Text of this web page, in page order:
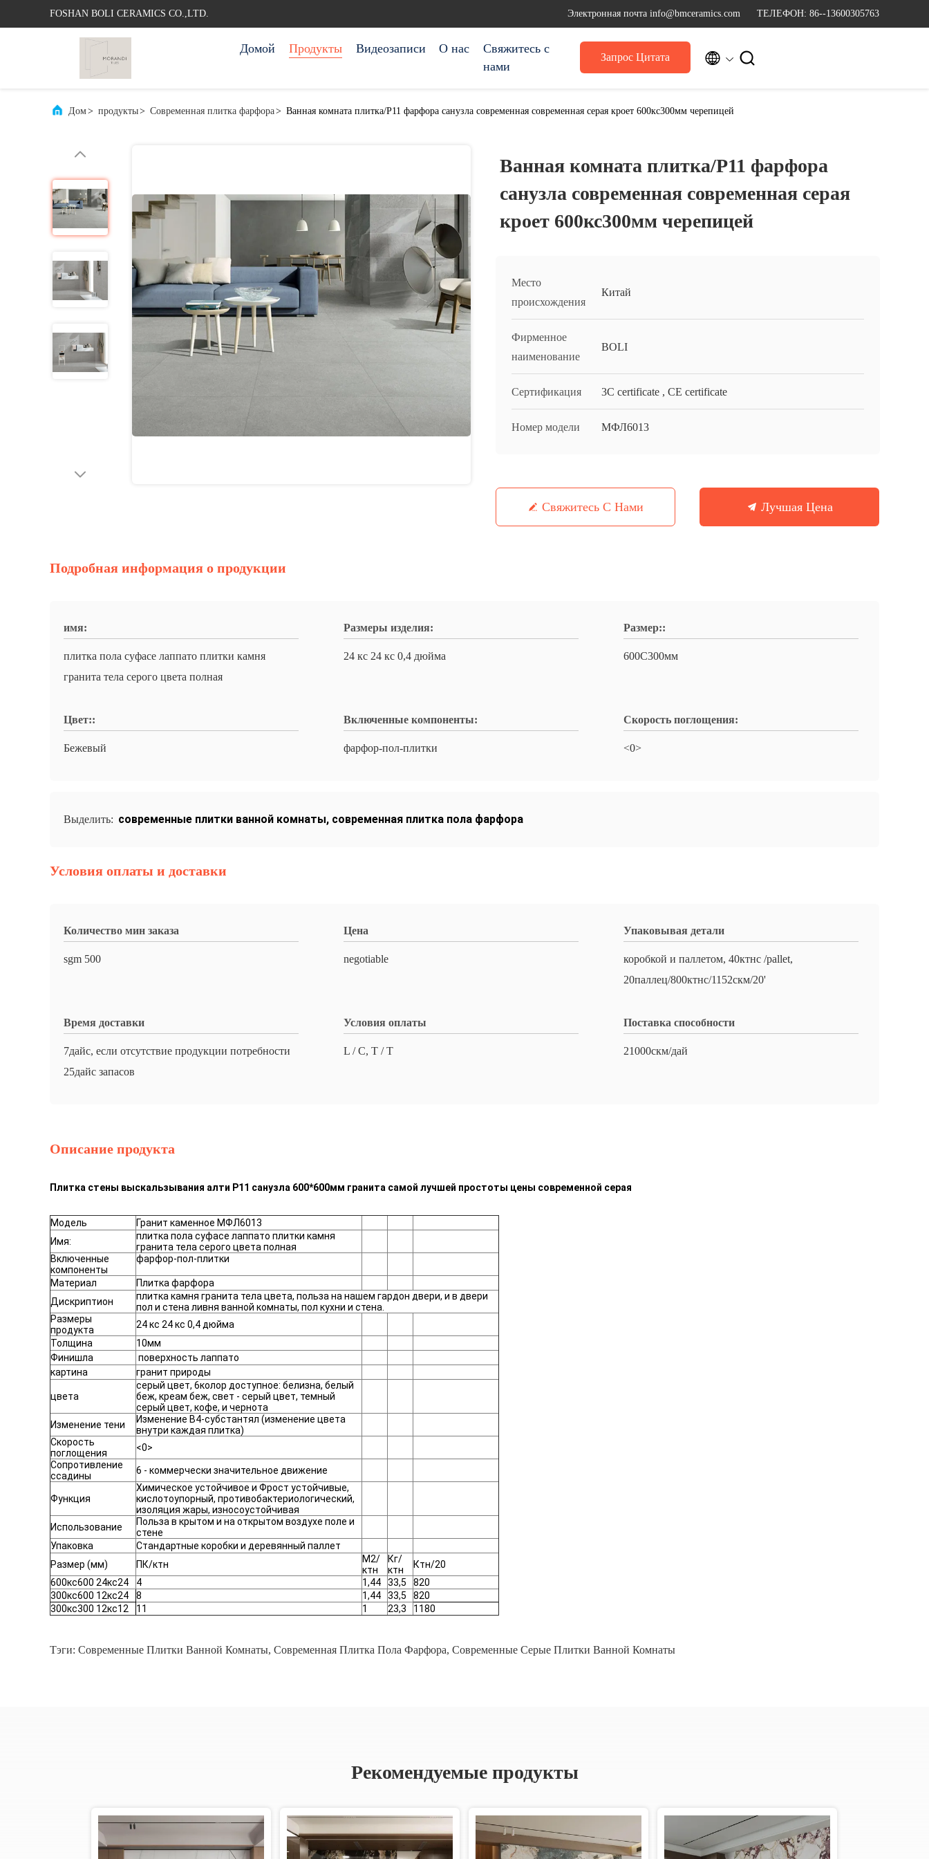
FOSHAN BOLI CERAMICS CO.,LTD. Электронная почта info@bmceramics.com ТЕЛЕФОН: 86--13600305763
Домой Продукты Видеозаписи О нас
Свяжитесь с
нами
Запрос Цитата  
Дом> продукты> Современная плитка фарфора> Ванная комната плитка/Р11 фарфора санузла современная современная серая кроет 600кс300мм черепицей
Ванная комната плитка/Р11 фарфора
санузла современная современная серая
кроет 600кс300мм черепицей
Место
происхождения
Китай
Фирменное
наименование
BOLI
Сертификация 3C certificate , CE certificate
Номер модели МФЛ6013
Свяжитесь С Нами Лучшая Цена
Подробная информация о продукции
имя:
плитка пола суфасе лаппато плитки камня
гранита тела серого цвета полная
Размеры изделия:
24 кс 24 кс 0,4 дюйма
Размер::
600С300мм
Цвет::
Бежевый
Включенные компоненты:
фарфор-пол-плитки
Скорость поглощения:
<0>
Выделить: современные плитки ванной комнаты, современная плитка пола фарфора
Условия оплаты и доставки
Количество мин заказа
sgm 500
Цена
negotiable
Упаковывая детали
коробкой и паллетом, 40ктнс /pallet,
20паллец/800ктнс/1152скм/20'
Время доставки
7дайс, если отсутствие продукции потребности
25дайс запасов
Условия оплаты
L / C, T / T
Поставка способности
21000скм/дай
Описание продукта
Плитка стены выскальзывания алти Р11 санузла 600*600мм гранита самой лучшей простоты цены современной серая
Модель
Гранит каменное МФЛ6013
Имя:
плитка пола суфасе лаппато плитки камня
гранита тела серого цвета полная
Включенные
компоненты
фарфор-пол-плитки
Материал
Плитка фарфора
Дискриптион
плитка камня гранита тела цвета, польза на нашем гардон двери, и в двери
пол и стена ливня ванной комнаты, пол кухни и стена.
Размеры
продукта
24 кс 24 кс 0,4 дюйма
Толщина
10мм
Финишла
поверхность лаппато
картина
гранит природы
цвета
серый цвет, 6колор доступное: белизна, белый
беж, креам беж, свет - серый цвет, темный
серый цвет, кофе, и чернота
Изменение тени
Изменение В4-субстантял (изменение цвета
внутри каждая плитка)
Скорость
поглощения
<0>
Сопротивление
ссадины
6 - коммерчески значительное движение
Функция
Химическое устойчивое и Фрост устойчивые,
кислотоупорный, противобактериологический,
изоляция жары, износоустойчивая
Использование
Польза в крытом и на открытом воздухе поле и
стене
Упаковка
Стандартные коробки и деревянный паллет
Размер (мм)
ПК/ктн
М2/
ктн
Кг/
ктн
Ктн/20
600кс600 24кс24
4 1,44 33,5
820
300кс600 12кс24
8 1,44 33,5
820
300кс300 12кс12
11 1 23,3 1180
Тэги: Современные Плитки Ванной Комнаты, Современная Плитка Пола Фарфора, Современные Серые Плитки Ванной Комнаты
Рекомендуемые продукты